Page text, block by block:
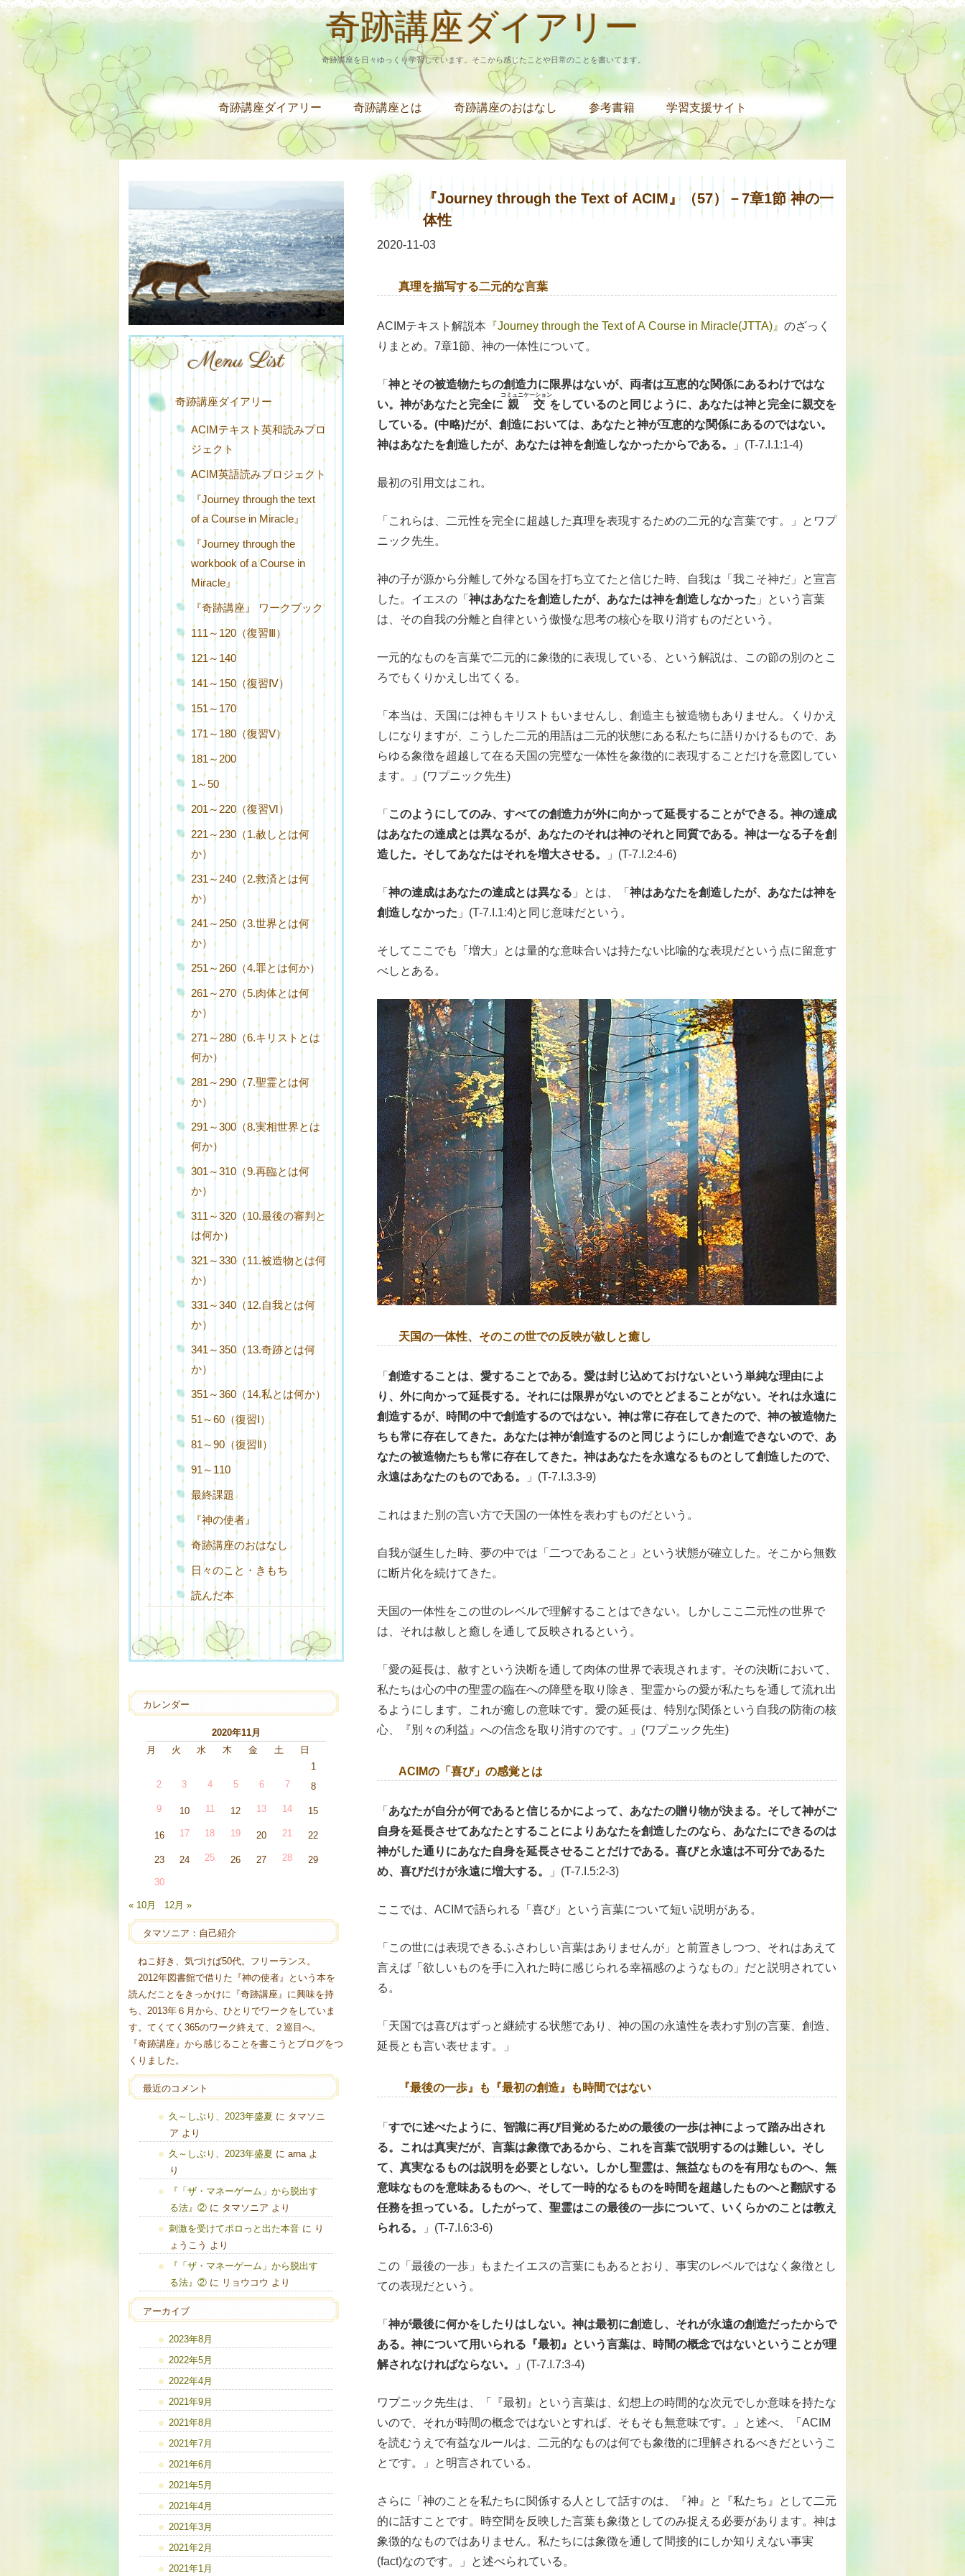
奇跡講座ダイアリー
奇跡講座を日々ゆっくり学習しています。そこから感じたことや日常のことを書いてます。
奇跡講座ダイアリー 奇跡講座とは 奇跡講座のおはなし 参考書籍 学習支援サイト
『Journey through the Text of ACIM』（57）－7章1節 神の一
体性
2020-11-03
真理を描写する二元的な言葉
ACIMテキスト解説本 『Journey through the Text of A Course in Miracle(JTTA)』 のざっく
りまとめ。7章1節、神の一体性について。
「 神とその被造物たちの創造力に限界はないが、両者は互恵的な関係にあるわけではな
い。神があなたと完全に 親交
コミュニケーション
をしているのと同じように、あなたは神と完全に親交を
している。(中略)だが、創造においては、あなたと神が互恵的な関係にあるのではない。
神はあなたを創造したが、あなたは神を創造しなかったからである。
」(T-7.I.1:1-4)
最初の引用文はこれ。
「これらは、二元性を完全に超越した真理を表現するための二元的な言葉です。」とワプ
ニック先生。
神の子が源から分離して外なる国を打ち立てたと信じた時、自我は「我こそ神だ」と宣言
した。イエスの「 神はあなたを創造したが、あなたは神を創造しなかった 」という言葉
は、その自我の分離と自律という傲慢な思考の核心を取り消すものだという。
一元的なものを言葉で二元的に象徴的に表現している、という解説は、この節の別のとこ
ろでもくりかえし出てくる。
「本当は、天国には神もキリストもいませんし、創造主も被造物もありません。くりかえ
しになりますが、こうした二元的用語は二元的状態にある私たちに語りかけるもので、あ
らゆる象徴を超越して在る天国の完璧な一体性を象徴的に表現することだけを意図してい
ます。」(ワプニック先生)
「 このようにしてのみ、すべての創造力が外に向かって延長することができる。神の達成
はあなたの達成とは異なるが、あなたのそれは神のそれと同質である。神は一なる子を創
造した。そしてあなたはそれを増大させる。
」(T-7.I.2:4-6)
「 神の達成はあなたの達成とは異なる 」とは、「 神はあなたを創造したが、あなたは神を
創造しなかった 」(T-7.I.1:4)と同じ意味だという。
そしてここでも「増大」とは量的な意味合いは持たない比喩的な表現だという点に留意す
べしとある。
天国の一体性、そのこの世での反映が赦しと癒し
「 創造することは、愛することである。愛は封じ込めておけないという単純な理由によ
り、外に向かって延長する。それには限界がないのでとどまることがない。それは永遠に
創造するが、時間の中で創造するのではない。神は常に存在してきたので、神の被造物た
ちも常に存在してきた。あなたは神が創造するのと同じようにしか創造できないので、あ
なたの被造物たちも常に存在してきた。神はあなたを永遠なるものとして創造したので、
永遠はあなたのものである。
」(T-7.I.3.3-9)
これはまた別の言い方で天国の一体性を表わすものだという。
自我が誕生した時、夢の中では「二つであること」という状態が確立した。そこから無数
に断片化を続けてきた。
天国の一体性をこの世のレベルで理解することはできない。しかしここ二元性の世界で
は、それは赦しと癒しを通して反映されるという。
「愛の延長は、赦すという決断を通して肉体の世界で表現されます。その決断において、
私たちは心の中の聖霊の臨在への障壁を取り除き、聖霊からの愛が私たちを通して流れ出
るようにします。これが癒しの意味です。愛の延長は、特別な関係という自我の防衛の核
心、『別々の利益』への信念を取り消すのです。」(ワプニック先生)
ACIMの「喜び」の感覚とは
「 あなたが自分が何であると信じるかによって、あなたの贈り物が決まる。そして神がご
自身を延長させてあなたとすることによりあなたを創造したのなら、あなたにできるのは
神がした通りにあなた自身を延長させることだけである。喜びと永遠は不可分であるた
め、喜びだけが永遠に増大する。
」(T-7.I.5:2-3)
ここでは、ACIMで語られる「喜び」という言葉について短い説明がある。
「この世には表現できるふさわしい言葉はありませんが」と前置きしつつ、それはあえて
言えば「欲しいものを手に入れた時に感じられる幸福感のようなもの」だと説明されてい
る。
「天国では喜びはずっと継続する状態であり、神の国の永遠性を表わす別の言葉、創造、
延長とも言い表せます。」
『最後の一歩』も『最初の創造』も時間ではない
「 すでに述べたように、智識に再び目覚めるための最後の一歩は神によって踏み出され
る。これは真実だが、言葉は象徴であるから、これを言葉で説明するのは難しい。そし
て、真実なるものは説明を必要としない。しかし聖霊は、無益なものを有用なものへ、無
意味なものを意味あるものへ、そして一時的なるものを時間を超越したものへと翻訳する
任務を担っている。したがって、聖霊はこの最後の一歩について、いくらかのことは教え
られる。
」(T-7.I.6:3-6)
この「最後の一歩」もまたイエスの言葉にもあるとおり、事実のレベルではなく象徴とし
ての表現だという。
「 神が最後に何かをしたりはしない。神は最初に創造し、それが永遠の創造だったからで
ある。神について用いられる『最初』という言葉は、時間の概念ではないということが理
解されなければならない。
」(T-7.I.7:3-4)
ワプニック先生は、「『最初』という言葉は、幻想上の時間的な次元でしか意味を持たな
いので、それが時間の概念ではないとすれば、そもそも無意味です。」と述べ、「ACIM
を読むうえで有益なルールは、二元的なものは何でも象徴的に理解されるべきだというこ
とです。」と明言されている。
さらに「神のことを私たちに関係する人として話すのは、『神』と『私たち』として二元
的に話すことです。時空間を反映した言葉も象徴としてのみ捉える必要があります。神は
象徴的なものではありません。私たちには象徴を通して間接的にしか知りえない事実
(fact)なのです。」と述べられている。
Menu List
奇跡講座ダイアリー
ACIMテキスト英和読みプロ
ジェクト
ACIM英語読みプロジェクト
『Journey through the text
of a Course in Miracle』
『Journey through the
workbook of a Course in
Miracle』
『奇跡講座』 ワークブック
111～120（復習Ⅲ）
121～140
141～150（復習Ⅳ）
151～170
171～180（復習Ⅴ）
181～200
1～50
201～220（復習Ⅵ）
221～230（1.赦しとは何
か）
231～240（2.救済とは何
か）
241～250（3.世界とは何
か）
251～260（4.罪とは何か）
261～270（5.肉体とは何
か）
271～280（6.キリストとは
何か）
281～290（7.聖霊とは何
か）
291～300（8.実相世界とは
何か）
301～310（9.再臨とは何
か）
311～320（10.最後の審判と
は何か）
321～330（11.被造物とは何
か）
331～340（12.自我とは何
か）
341～350（13.奇跡とは何
か）
351～360（14.私とは何か）
51～60（復習Ⅰ）
81～90（復習Ⅱ）
91～110
最終課題
『神の使者』
奇跡講座のおはなし
日々のこと・きもち
読んだ本
カレンダー
2020年11月
月
火 水 木 金 土
日
1
2
3 4 5 6 7 8
9 10 11 12 13 14 15
16 17 18 19 20 21 22
23 24 25 26 27 28 29
30
« 10月 12月 »
タマソニア：自己紹介
ねこ好き、気づけば50代。フリーランス。
2012年図書館で借りた『神の使者』という本を
読んだことをきっかけに『奇跡講座』に興味を持
ち、2013年６月から、ひとりでワークをしていま
す。てくてく365のワーク終えて、２巡目へ。
『奇跡講座』から感じることを書こうとブログをつ
くりました。
最近のコメント
久～しぶり、2023年盛夏 に タマソニ
ア より
久～しぶり、2023年盛夏 に arnaよ
り
『「ザ・マネーゲーム」から脱出す
る法』② に タマソニア より
刺激を受けてポロっと出た本音 に り
ょうこう より
『「ザ・マネーゲーム」から脱出す
る法』② に リョウコウ より
アーカイブ
2023年8月
2022年5月
2022年4月
2021年9月
2021年8月
2021年7月
2021年6月
2021年5月
2021年4月
2021年3月
2021年2月
2021年1月